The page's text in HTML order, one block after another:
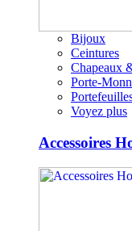
Bijoux
Ceintures
Chapeaux
Porte-
Voyez plus
Accessoires